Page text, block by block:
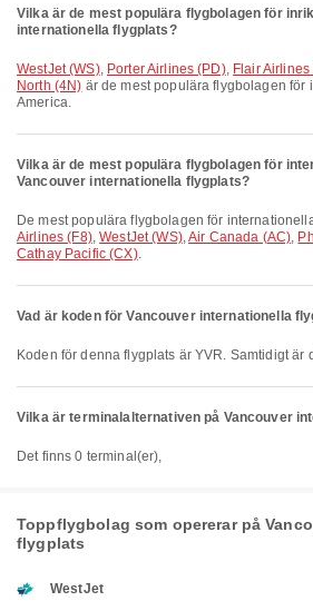
Vilka är de mest populära flygbolagen för
internationella flygplats?
WestJet (WS), Porter Airlines (PD), Flair Airlines
North (4N) är de mest populära flygbolagen för
America.
Vilka är de mest populära flygbolagen för
Vancouver internationella flygplats?
De mest populära flygbolagen för
Airlines (F8),WestJet (WS),Air Canada (AC),
Cathay Pacific (CX).
Vad är koden för Vancouver internationella
Koden för denna flygplats är YVR. Samtidigt är
Vilka är terminalalternativen på Vancouver
Det finns 0 terminal(er),
Toppflygbolag som opererar på
flygplats
WestJet